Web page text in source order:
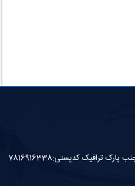
ترافیک کدپستی:7816916338